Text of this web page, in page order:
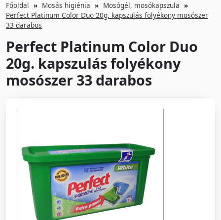
Főoldal Mosás higiénia
Mosógél, mosókapszula
Perfect Platinum Color Duo 20g. kapszulás folyékony mosószer
33 darabos
Perfect Platinum Color Duo
20g. kapszulás folyékony
mosószer 33 darabos